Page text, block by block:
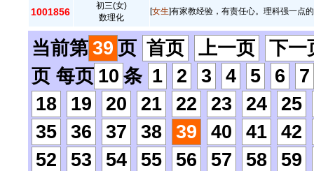
1001856
初三(女)
数理化
[女生]有家教经验，有责任心。理科强一点
当前第 39 页 首页 上一页
下一
页 每页 10 条 1 2 3 4 5 6
7
18
19 20 21 22 23 24
25
35
36 37 38 39 40 41
42
52
53 54 55 56 57 58
59